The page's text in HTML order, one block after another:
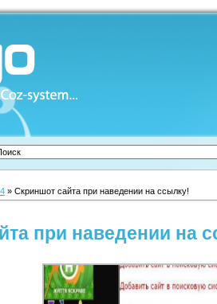
» Скриншот сайта при наведении на ссылку!
при наведении на